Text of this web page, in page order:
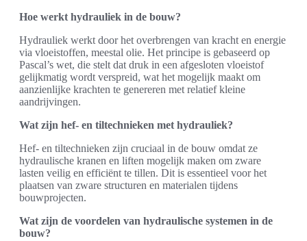
Hoe werkt hydrauliek in de bouw?
Hydrauliek werkt door het overbrengen van kracht en energie
via vloeistoffen, meestal olie. Het principe is gebaseerd op
Pascal’s wet, die stelt dat druk in een afgesloten vloeistof
gelijkmatig wordt verspreid, wat het mogelijk maakt om
aanzienlijke krachten te genereren met relatief kleine
aandrijvingen.
Wat zijn hef- en tiltechnieken met hydrauliek?
Hef- en tiltechnieken zijn cruciaal in de bouw omdat ze
hydraulische kranen en liften mogelijk maken om zware
lasten veilig en efficiënt te tillen. Dit is essentieel voor het
plaatsen van zware structuren en materialen tijdens
bouwprojecten.
Wat zijn de voordelen van hydraulische systemen in de
bouw?